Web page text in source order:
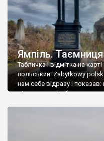
Ямпіль.
Табличка і відмітка на
польський. Zabytkowy
нам себе відразу і
віднести до фабричних,